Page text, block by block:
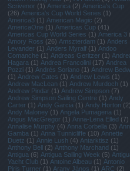
Scrivenor (1) America (2) America's Cup
(26) America's Cup World Series (1)
America3 (1) American Magic (2)
AmericaOne (1) Americas Cup (41)
Americas Cup World Series (1) America 3 (
Amory Ross (26) Amszterdam (1) Anders
Levander (1) Anders Myralf (1) Andoo
Comanche (1) Andreas Geritzer (1)
Hagara (1) Andrea Francolini (17) Andrea
Pozzi (1) Andrés Soriano (1) Andrew
(1) Andrew Cates (1) Andrew Lewis (1)
Andrew MacLean (1) Andrew Murdoch (1)
Andrew Pindar (1) Andrew Simpson (7)
Andrew Simpson Sailing Centre (1) Andy
Carter (1) Andy Garcia (1) Andy Horton (2)
Andy Maloney (1) Angela Pumageria (1)
Angus MacGregor (1) Anna-Lena Elled (7)
Annalise Murphy (4) Anna Corbella (3)
Gamba (1) Anna Tunnicliffe (10) Annette
Duetz (1) Annie Lush (4) Antarktisz (1)
Anthony Bell (2) Anthony Marchand (1)
Antigua (6) Antigua Sailing Week (5)
Yacht Club (1) Antoine Albeau (1) Antonio
Piris Turner (1) Arany János (1) ARC (2)